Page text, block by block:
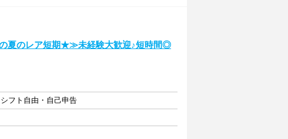
夏のレア短期★≫未経験大歓迎♪短時間◎
フト自由・自己申告